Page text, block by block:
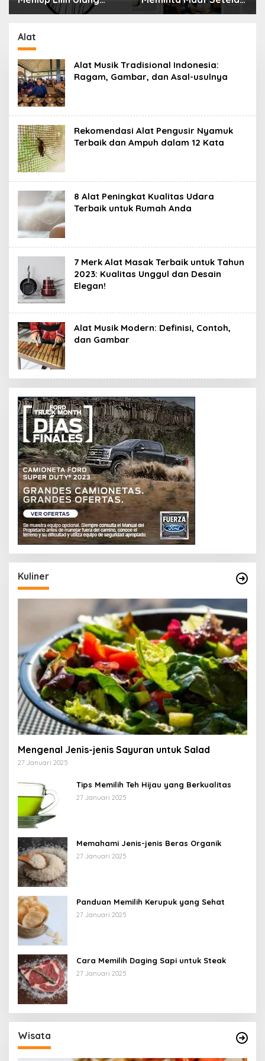
Menyimpan Rahasia
Alat
Alat Musik Tradisional Indonesia:
Ragam, Gambar, dan Asal-usulnya
Rekomendasi Alat Pengusir Nyamuk
Terbaik dan Ampuh dalam 12 Kata
8 Alat Peningkat Kualitas Udara
Terbaik untuk Rumah Anda
7 Merk Alat Masak Terbaik untuk Tahun
2023: Kualitas Unggul dan Desain
Elegan!
Alat Musik Modern: Definisi, Contoh,
dan Gambar
Kuliner
Mengenal Jenis-jenis Sayuran untuk Salad
27 Januari 2025
Tips Memilih Teh Hijau yang Berkualitas
27 Januari 2025
Memahami Jenis-jenis Beras Organik
27 Januari 2025
Panduan Memilih Kerupuk yang Sehat
27 Januari 2025
Cara Memilih Daging Sapi untuk Steak
27 Januari 2025
Wisata